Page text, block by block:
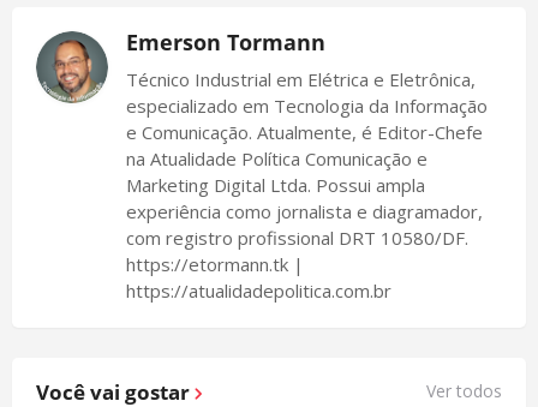
Emerson Tormann
Técnico Industrial em Elétrica e Eletrônica,
especializado em Tecnologia da Informação
e Comunicação. Atualmente, é Editor-Chefe
na Atualidade Política Comunicação e
Marketing Digital Ltda. Possui ampla
experiência como jornalista e diagramador,
com registro profissional DRT 10580/DF.
https://etormann.tk |
https://atualidadepolitica.com.br
Você vai gostar Ver todos